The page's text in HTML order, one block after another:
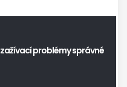
zažívací problémysprávné